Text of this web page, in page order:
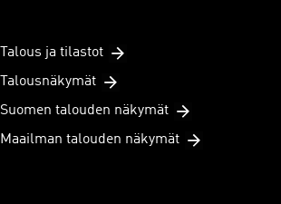
Talous ja tilastot
Talousnäkymät
Suomen talouden näkymät
Maailman talouden näkymät